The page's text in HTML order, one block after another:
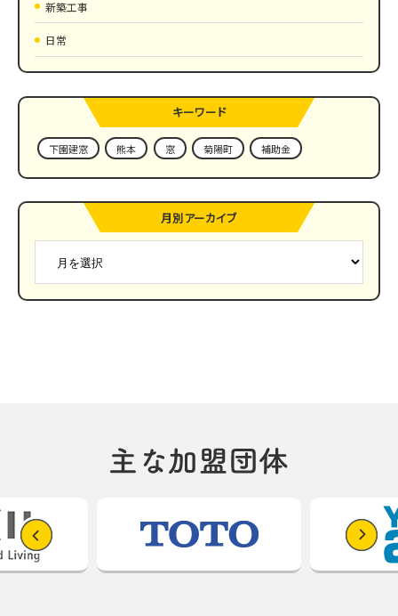
新築工事
日常
キーワード
下園建窓 熊本 窓 菊陽町 補助金
月別アーカイブ